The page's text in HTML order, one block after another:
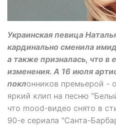
Украинская певица
кардинально сменила
а также призналась, что
изменения. А 16 июля
поклонников премьерой -
яркий клип на песню
что mood-видео снято в
90-е сериала "Санта-